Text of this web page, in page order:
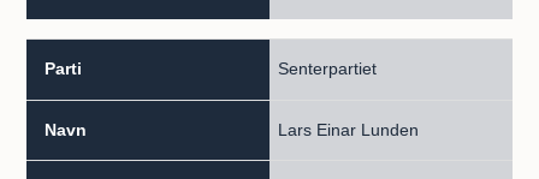
Senterpartiet
Lars Einar Lunden